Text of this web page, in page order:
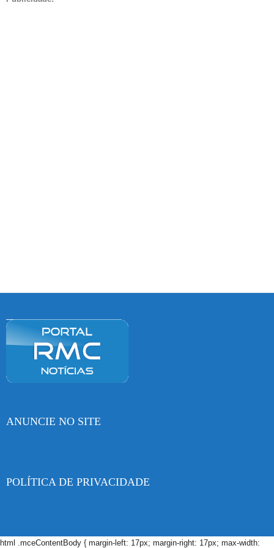
ANUNCIE NO SITE
POLÍTICA DE PRIVACIDADE
html .mceContentBody { margin-left: 17px; margin-right: 17px; max-width: